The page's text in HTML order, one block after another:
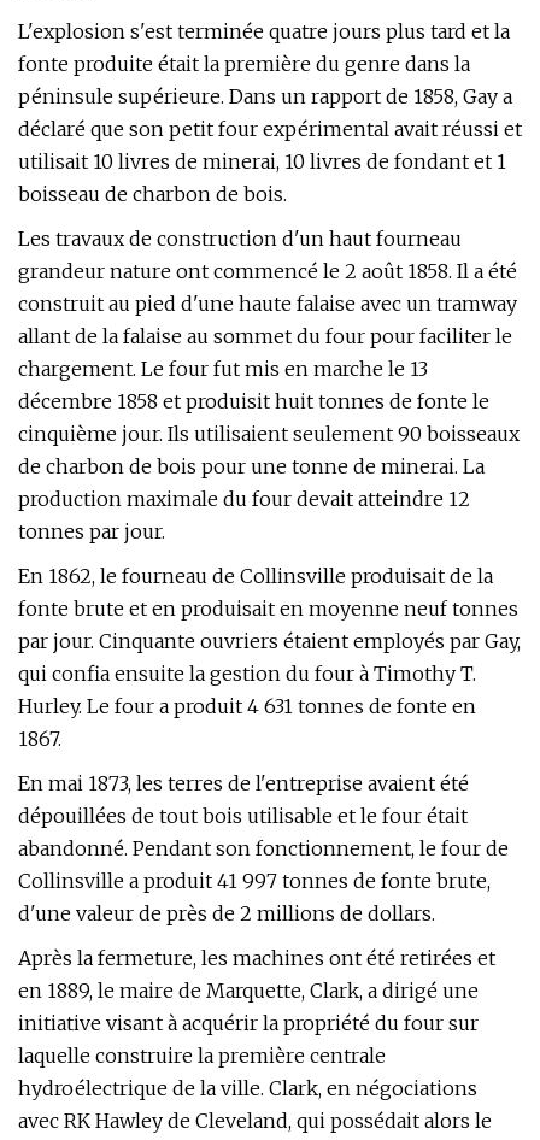
L'explosion s'est terminée quatre jours plus tard et la
fonte produite était la première du genre dans la
péninsule supérieure. Dans un rapport de 1858, Gay a
déclaré que son petit four expérimental avait réussi et
utilisait 10 livres de minerai, 10 livres de fondant et 1
boisseau de charbon de bois.
Les travaux de construction d'un haut fourneau
grandeur nature ont commencé le 2 août 1858. Il a été
construit au pied d'une haute falaise avec un tramway
allant de la falaise au sommet du four pour faciliter le
chargement. Le four fut mis en marche le 13
décembre 1858 et produisit huit tonnes de fonte le
cinquième jour. Ils utilisaient seulement 90 boisseaux
de charbon de bois pour une tonne de minerai. La
production maximale du four devait atteindre 12
tonnes par jour.
En 1862, le fourneau de Collinsville produisait de la
fonte brute et en produisait en moyenne neuf tonnes
par jour. Cinquante ouvriers étaient employés par Gay,
qui confia ensuite la gestion du four à Timothy T.
Hurley. Le four a produit 4 631 tonnes de fonte en
1867.
En mai 1873, les terres de l'entreprise avaient été
dépouillées de tout bois utilisable et le four était
abandonné. Pendant son fonctionnement, le four de
Collinsville a produit 41 997 tonnes de fonte brute,
d'une valeur de près de 2 millions de dollars.
Après la fermeture, les machines ont été retirées et
en 1889, le maire de Marquette, Clark, a dirigé une
initiative visant à acquérir la propriété du four sur
laquelle construire la première centrale
hydroélectrique de la ville. Clark, en négociations
avec RK Hawley de Cleveland, qui possédait alors le